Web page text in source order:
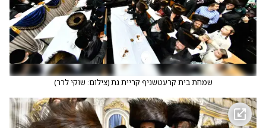
שמחת בית קרעטשניף קריית גת(צילום: שוקי לרר)